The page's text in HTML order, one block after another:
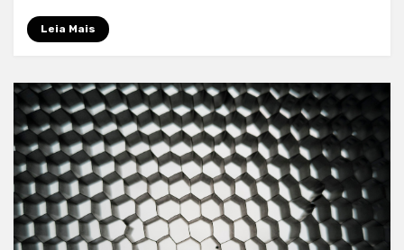
Leia Mais